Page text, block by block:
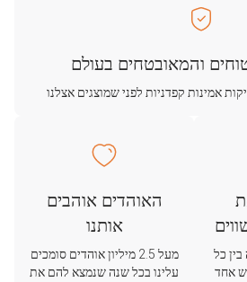
והמאובטחים בעולם
אמינות קפדניות לפני שמוצגים אצלנו
כל
אחד
האוהדים אוהבים
אותנו
מעל 2.5 מיליון אוהדים סומכים
עלינו בכל שנה שנמצא להם את